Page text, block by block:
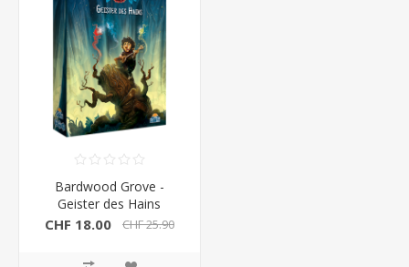
Bardwood Grove -
Geister des Hains
Erweiterung
CHF 18.00 CHF 25.90